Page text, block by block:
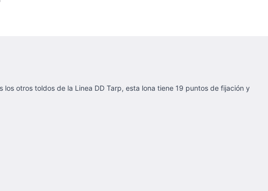
otros toldos de la Linea DD Tarp, esta lona tiene 19 puntos de fijación y